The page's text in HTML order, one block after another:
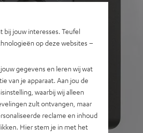
bij jouw interesses. Teufel
op deze websites –
gegevens en leren wij wat
van je apparaat. Aan jou de
waarbij wij alleen
zult ontvangen, maar
reclame en inhoud
Hier stem je in met het